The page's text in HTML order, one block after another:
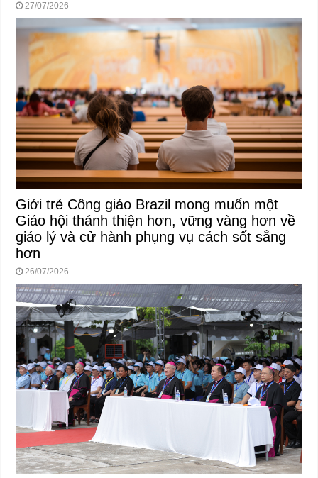
27/07/2026
Giới trẻ Công giáo Brazil mong muốn một
Giáo hội thánh thiện hơn, vững vàng hơn về
giáo lý và cử hành phụng vụ cách sốt sắng
hơn
26/07/2026